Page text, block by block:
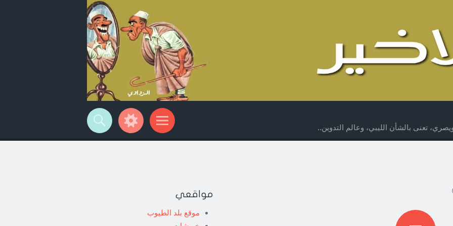
تعنى بالشأن الليبي، وعالم التدوين..
مواقعي
موقع بلد الطيوب